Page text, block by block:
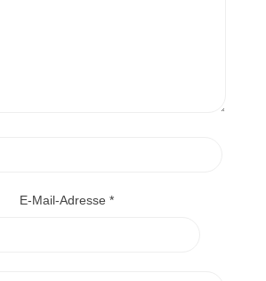
E-Mail-Adresse *